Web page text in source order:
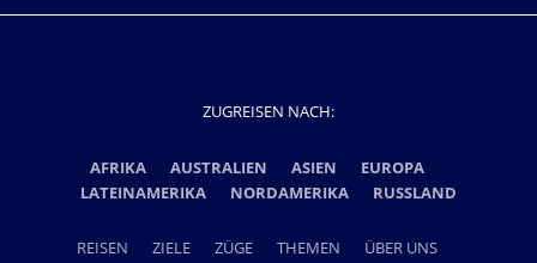
ZUGREISEN NACH:
AFRIKA AUSTRALIEN ASIEN
EUROPA
LATEINAMERIKA
NORDAMERIKA RUSSLAND
REISEN ZIELE ZÜGE THEMEN
ÜBER UNS